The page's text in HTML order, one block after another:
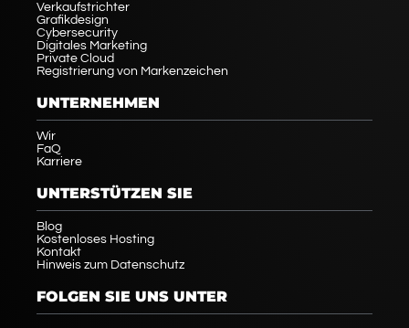
Verkaufstrichter
Grafikdesign
Cybersecurity
Digitales Marketing
Private Cloud
Registrierung von Markenzeichen
UNTERNEHMEN
Wir
FaQ
Karriere
UNTERSTÜTZEN SIE
Blog
Kostenloses Hosting
Kontakt
Hinweis zum Datenschutz
FOLGEN SIE UNS UNTER